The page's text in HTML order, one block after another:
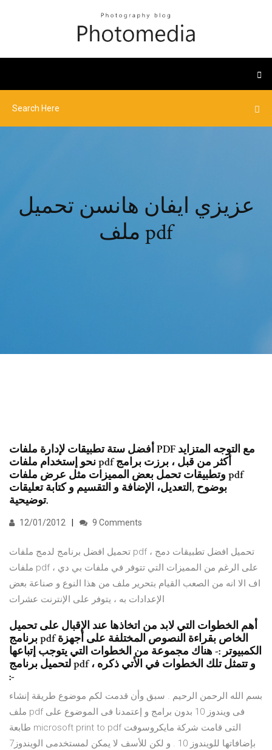
عزيزي ايفان هانسن تحميل
ملف pdf
أفضل ستة تطبيقات لإدارة ملفات PDF مع التوجه المتزايد
نحو إستخدام ملفات pdf أكثر من قبل ، برزت برامج
وتطبيقات تحمل بعض المميزات مثل عرض ملفات pdf
بوضوح ,التعديل، الإضافة و التقسيم و كتابة تعليقات
توضيحية.
12/01/2012 9 Comments
تحميل افضل برنامج لدمج ملفات pdf ، تحميل افضل تطبيقات دمج
ملفات pdf ، على الرغم من المميزات التي تتوفر في ملفات بي دي
اف الا انه من الصعب القيام بتحرير ملف من هذا النوع و صناعة بعض
الإعدادات به ، يتوفر على الإنترنت عشرات
أهم الخطوات التي لابد من اتخاذها عند الإقبال على تحميل
برنامج pdf الخاص بقراءة النصوص المختلفة على أجهزة
الكمبيوتر :- هناك مجموعة من الخطوات التي يتوجب إتباعها
لتحميل برنامج pdf ، و تتمثل تلك الخطوات في الأتي ذكره
:-
بسم الله الرحمن الرحيم . سبق وأن قدمت لكم موضوع طريقة إنشاء
ملف pdf فى ويندوز 10 بدون برامج و إعتمدنا فى الموضوع على
طابعة microsoft print to pdf التى قامت شركة مايكروسوفت
بإضافاتها للويندوز 10 . و لكن للأسف لا يمكن لمستخدمى الويندوز7